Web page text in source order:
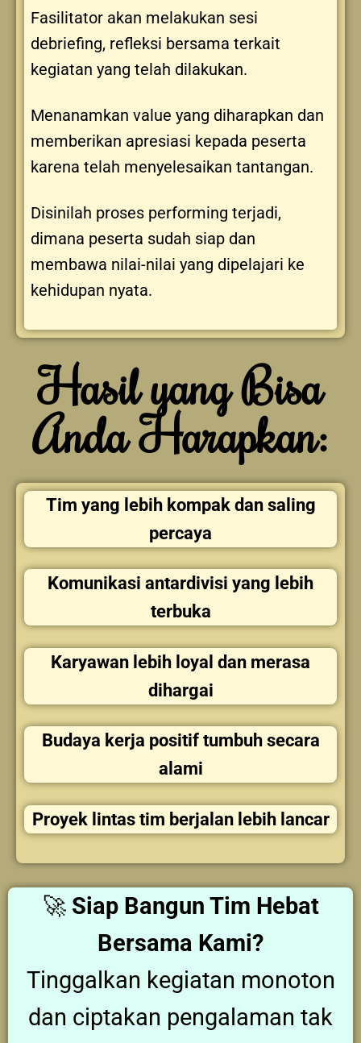
Fasilitator akan melakukan sesi
debriefing, refleksi bersama terkait
kegiatan yang telah dilakukan.
Menanamkan value yang diharapkan dan
memberikan apresiasi kepada peserta
karena telah menyelesaikan tantangan.
Disinilah proses performing terjadi,
dimana peserta sudah siap dan
membawa nilai-nilai yang dipelajari ke
kehidupan nyata.
Hasil yang Bisa
Anda Harapkan:
Tim yang lebih kompak dan saling
percaya
Komunikasi antardivisi yang lebih
terbuka
Karyawan lebih loyal dan merasa
dihargai
Budaya kerja positif tumbuh secara
alami
Proyek lintas tim berjalan lebih lancar
🚀 Siap Bangun Tim Hebat
Bersama Kami?
Tinggalkan kegiatan monoton
dan ciptakan pengalaman tak